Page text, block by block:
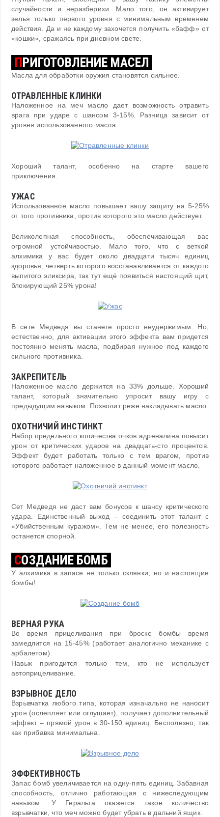
случайности и неразберихи. Мало того, он активирует
зелья только первого уровня с минимальным временем
действия. Да и не каждому захочется получить «бафф» от
«кошки», сражаясь при дневном свете.
ПРИГОТОВЛЕНИЕ МАСЕЛ
Масла для обработки оружия становятся сильнее.
ОТРАВЛЕННЫЕ КЛИНКИ
Наложенное на меч масло дает возможность отравить
врага при ударе с шансом 3-15%. Разница зависит от
уровня использованного масла.
Хороший талант, особенно на старте вашего
приключения.
УЖАС
Использованное масло повышает вашу защиту на 5-25%
от того противника, против которого это масло действует.
Великолепная способность, обеспечивающая вас
огромной устойчивостью. Мало того, что с веткой
алхимика у вас будет около двадцати тысяч единиц
здоровья, четверть которого восстанавливается от каждого
выпитого эликсира, так тут ещё появиться настоящий щит,
блокирующий 25% урона!
В сете Медведя вы станете просто неудержимым. Но,
естественно, для активации этого эффекта вам придется
постоянно менять масла, подбирая нужное под каждого
сильного противника.
ЗАКРЕПИТЕЛЬ
Наложенное масло держится на 33% дольше. Хороший
талант, который значительно упросит вашу игру с
предыдущим навыком. Позволит реже накладывать масло.
ОХОТНИЧИЙ ИНСТИНКТ
Набор предельного количества очков адреналина повысит
урон от критических ударов на двадцать-сто процентов.
Эффект будет работать только с тем врагом, против
которого работает наложенное в данный момент масло.
Сет Медведя не даст вам бонусов к шансу критического
удара. Единственный выход – соединить этот талант с
«Убийственным куражом». Тем не менее, его полезность
останется спорной.
СОЗДАНИЕ БОМБ
У алхимика в запасе не только склянки, но и настоящие
бомбы!
ВЕРНАЯ РУКА
Во время прицеливания при броске бомбы время
замедлится на 15-45% (работает аналогично механике с
арбалетом).
Навык пригодится только тем, кто не использует
автоприцеливание.
ВЗРЫВНОЕ ДЕЛО
Взрывчатка любого типа, которая изначально не наносит
урон (ослепляет или оглушает), получает дополнительный
эффект – прямой урон в 30-150 единиц. Бесполезно, так
как прибавка минимальна.
ЭФФЕКТИВНОСТЬ
Запас бомб увеличивается на одну-пять единиц. Забавная
способность, отлично работающая с нижеследующим
навыком. У Геральта окажется такое количество
взрывчатки, что меч можно будет убрать в дальний ящик.